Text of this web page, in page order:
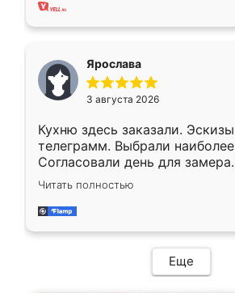
Ярослава
3 августа 2026
Кухню здесь заказали.
телеграмм. Выбрали
Согласовали день для
недели кухня была уже
довольны работой. Спасибо
мебель за качественную
Читать полностью
Еще